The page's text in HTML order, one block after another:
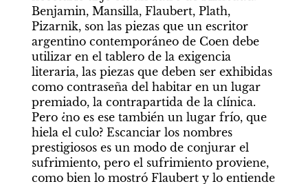
Benjamin, Mansilla, Flaubert, Plath,
Pizarnik, son las piezas que un escritor
argentino contemporáneo de Coen debe
utilizar en el tablero de la exigencia
literaria, las piezas que deben ser exhibidas
como contraseña del habitar en un lugar
premiado, la contrapartida de la clínica.
Pero ¿no es ese también un lugar frío, que
hiela el culo? Escanciar los nombres
prestigiosos es un modo de conjurar el
sufrimiento, pero el sufrimiento proviene,
como bien lo mostró Flaubert y lo entiende